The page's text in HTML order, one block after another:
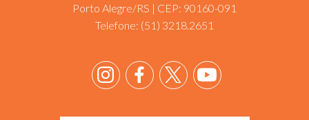
Porto Alegre/RS | CEP: 90160-091
Telefone: (51) 3218.2651